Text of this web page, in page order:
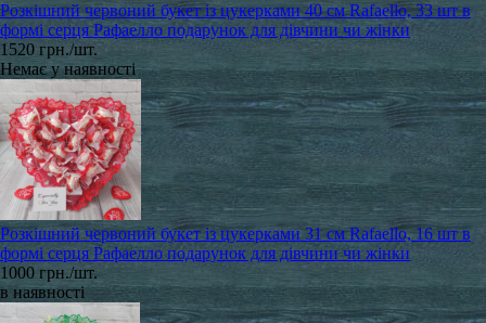
Розкішний червоний букет із цукерками 40 см Rafaello, 33 шт в
формі серця Рафаелло подарунок для дівчини чи жінки
1520 грн./шт.
Немає у наявності
Розкішний червоний букет із цукерками 31 см Rafaello, 16 шт в
формі серця Рафаелло подарунок для дівчини чи жінки
1000 грн./шт.
в наявності